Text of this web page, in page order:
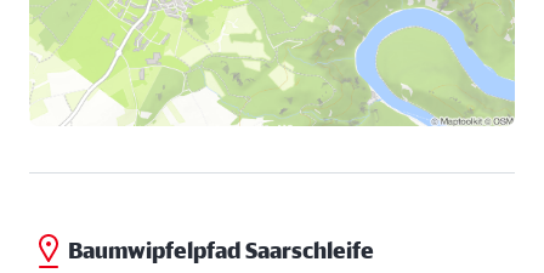
Baumwipfelpfad Saarschleife